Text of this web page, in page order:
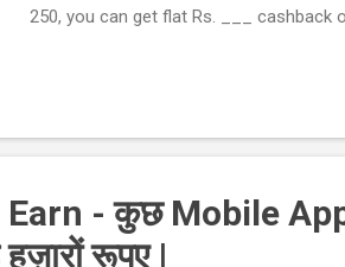
250, you can get flat Rs. ___ cashback
- कुछ Mobile
रूपए |